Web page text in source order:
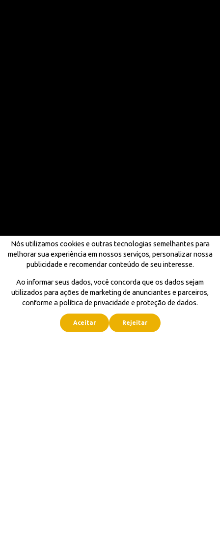
Nós utilizamos cookies e outras tecnologias semelhantes para
melhorar sua experiência em nossos serviços, personalizar nossa
publicidade e recomendar conteúdo de seu interesse.
Ao informar seus dados, você concorda que os dados sejam
utilizados para ações de marketing de anunciantes e parceiros,
conforme a política de privacidade e proteção de dados.
Aceitar Rejeitar